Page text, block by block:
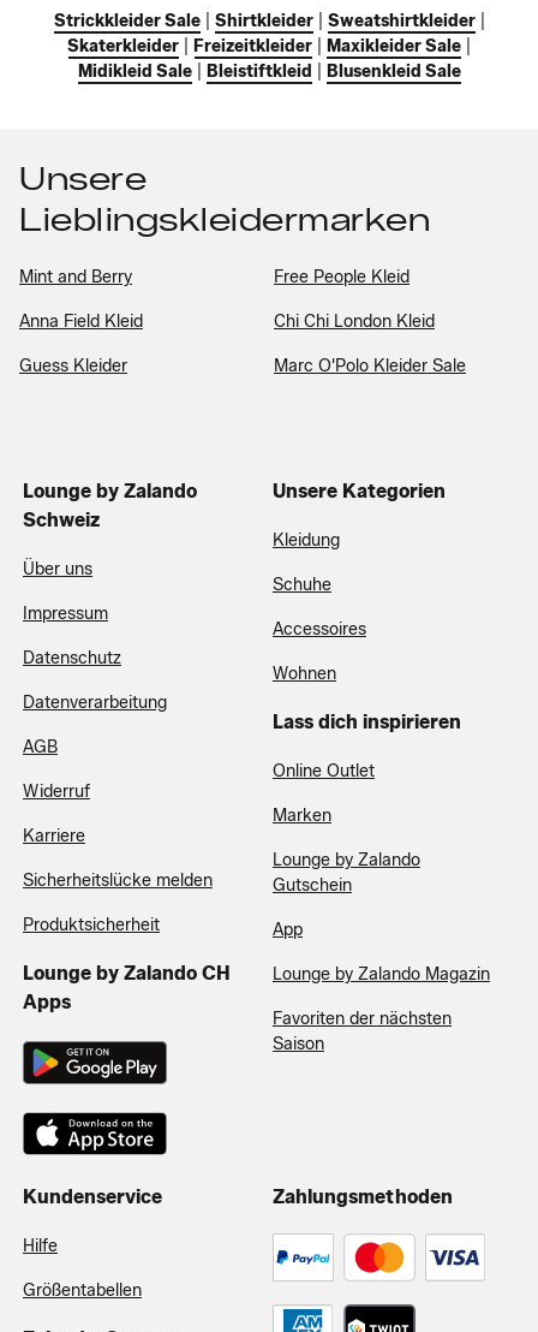
Strickkleider Sale| Shirtkleider| Sweatshirtkleider|
Skaterkleider
Freizeitkleider Maxikleider Sale
Midikleid Sale| Bleistiftkleid Blusenkleid Sale
Unsere
Lieblingskleidermarken
Mint and Berry Free People Kleid
Anna Field Kleid Chi Chi London Kleid
Guess Kleider Marc O'Polo Kleider Sale
Lounge by Zalando
Schweiz
Über uns
Impressum
Datenschutz
Datenverarbeitung
AGB
Widerruf
Karriere
Sicherheitslücke melden
Produktsicherheit
Lounge by Zalando CH
Apps
Unsere Kategorien
Kleidung
Schuhe
Accessoires
Wohnen
Lass dich inspirieren
Online Outlet
Marken
Lounge by Zalando
Gutschein
App
Lounge by Zalando Magazin
Favoriten der nächsten
Saison
Kundenservice
Hilfe
Größentabellen
Zahlungsmethoden